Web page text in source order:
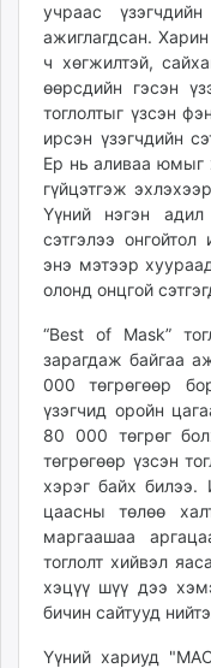
ugluu.mn
urlag.mn
asu.mn
shudarga.mn
shuurhai.mn
unuudur.mn
isee.mn
mglradio.com
fact.mn
tumen.mn
shuum.mn
times.mn
tvmongolia.mn
mass.mn
unegui.mn
assa.mn
toim.mn
tac.mn
paparazzi.mn
unread.today
учраас
ажиглагдсан.
ч хөгжилтэй,
өөрсдийн гэсэн
тоглолтыг үзсэн
ирсэн үзэгчдийн
Ер нь аливаа юмыг
гүйцэтгэж
Үүний нэгэн
сэтгэлээ
энэ мэтээр
олонд онцгой
“Best of Mask”
зарагдаж байгаа
000 төгрөгөөр
үзэгчид оройн
80 000 төгрөг
төгрөгөөр үзсэн
хэрэг байх
цаасны төлөө
маргаашаа
тоглолт хийвэл
хэцүү шүү дээ
бичин сайтууд
Үүний хариуд